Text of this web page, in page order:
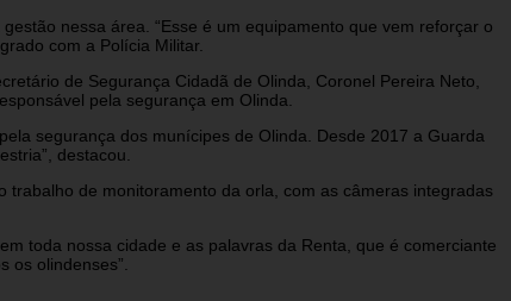
nessa área. “Esse é um equipamento que vem reforçar o
com a Polícia Militar.
de Segurança Cidadã de Olinda, Coronel Pereira Neto,
pela segurança em Olinda.
segurança dos munícipes de Olinda. Desde 2017 a Guarda
destacou.
de monitoramento da orla, com as câmeras integradas
toda nossa cidade e as palavras da Renta, que é comerciante
os olindenses”.